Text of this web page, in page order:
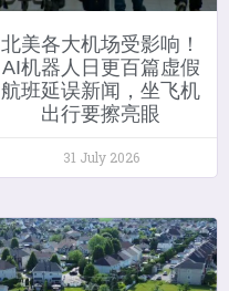
北美各大机场受影响！
AI机器人日更百篇虚假
航班延误新闻，坐飞机
出行要擦亮眼
31 July 2026